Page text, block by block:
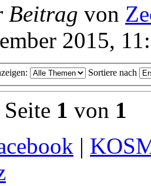
Beitrag von
2015,
Sortiere nach
1 von 1
|